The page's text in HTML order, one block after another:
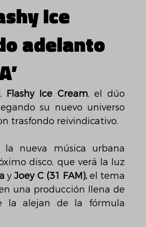
Ice
adelanto
, Flashy Ice Cream, el dúo
su nuevo universo
trasfondo reivindicativo.
nueva música urbana
disco, que verá la luz
y Joey C (31 FAM), el tema
una producción llena de
la alejan de la fórmula